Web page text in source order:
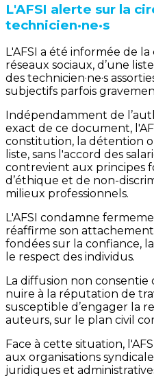
L'AFSI alerte sur la
technicien·ne·s
L'AFSI a été informée de
réseaux sociaux, d’une
des technicien·ne·s
subjectifs parfois
Indépendamment de
exact de ce document,
constitution, la détention
liste, sans l'accord des
contrevient aux principes
d’éthique et de non-
milieux professionnels.
L'AFSI condamne
réaffirme son attachement
fondées sur la confiance,
le respect des individus.
La diffusion non consentie
nuire à la réputation de
susceptible d’engager la
auteurs, sur le plan civil
Face à cette situation,
aux organisations
juridiques et